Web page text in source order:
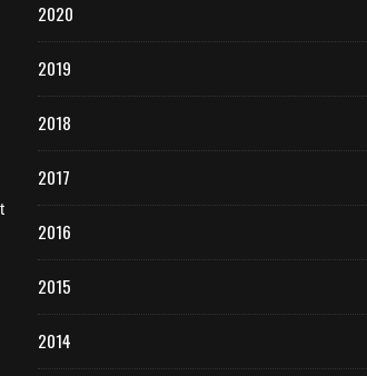
2020
2019
2018
2017
2016
2015
2014